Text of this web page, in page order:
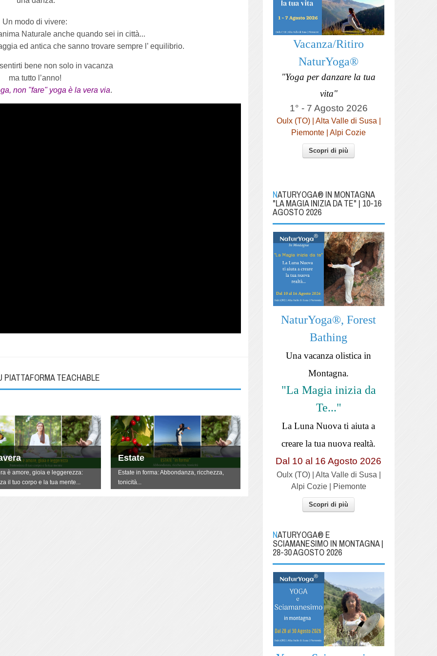
Un modo di vivere:
Naturale anche quando sei in città...
ed antica che sanno trovare sempre l’ equilibrio.
bene non solo in vacanza
ma tutto l’anno!
non "fare" yoga è la vera via.
PIATTAFORMA TEACHABLE
è amore, gioia e leggerezza:
il tuo corpo e la tua mente...
Estate
Estate in forma: Abbondanza, ricchezza,
tonicità...
YOGA "La danza della Vita"
Lo Yoga non è qualcosa da fare, è un
modo di essere, di vivere la propria vita,
Vacanza/Ritiro
NaturYoga®
"Yoga per danzare la tua
vita"
1° - 7 Agosto 2026
Oulx (TO) | Alta Valle di Susa |
Piemonte | Alpi Cozie
Scopri di più
NATURYOGA® IN MONTAGNA
"LA MAGIA INIZIA DA TE" | 10-16
AGOSTO 2026
NaturYoga®, Forest
Bathing
Una vacanza olistica in
Montagna.
"La Magia inizia da
Te..."
La Luna Nuova ti aiuta a
creare la tua nuova realtà.
Dal 10 al 16 Agosto 2026
Oulx (TO) | Alta Valle di Susa |
Alpi Cozie | Piemonte
Scopri di più
NATURYOGA® E
SCIAMANESIMO IN MONTAGNA |
28-30 AGOSTO 2026